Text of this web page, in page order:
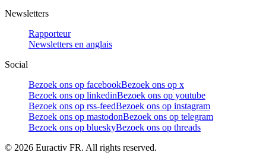
Newsletters
Rapporteur
Newsletters en anglais
Social
Bezoek ons op facebookBezoek ons op x
Bezoek ons op linkedinBezoek ons op youtube
Bezoek ons op rss-feedBezoek ons op instagram
Bezoek ons op mastodonBezoek ons op telegram
Bezoek ons op blueskyBezoek ons op threads
© 2026 Euractiv FR. All rights reserved.